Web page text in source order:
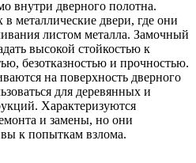
внутри дверного полотна.
в металлические двери, где они
листом металла. Замочный
высокой стойкостью к
безотказностью и прочностью.
на поверхность дверного
для деревянных и
Характеризуются
и замены, но они
к попыткам взлома.